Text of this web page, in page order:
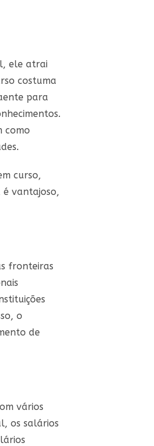
ele atrai
costuma
para
como
curso,
é vantajoso,
fronteiras
o
de
vários
os salários